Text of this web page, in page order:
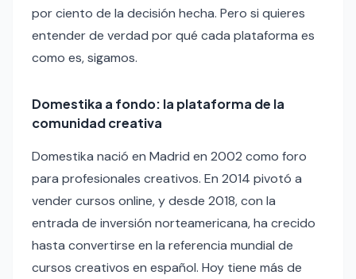
por ciento de la decisión hecha. Pero si quieres
entender de verdad por qué cada plataforma es
como es, sigamos.
Domestika a fondo: la plataforma de la
comunidad creativa
Domestika nació en Madrid en 2002 como foro
para profesionales creativos. En 2014 pivotó a
vender cursos online, y desde 2018, con la
entrada de inversión norteamericana, ha crecido
hasta convertirse en la referencia mundial de
cursos creativos en español. Hoy tiene más de